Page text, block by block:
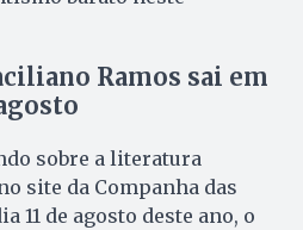
Ramos sai em
sobre a literatura
site da Companha das
11 de agosto deste ano, o